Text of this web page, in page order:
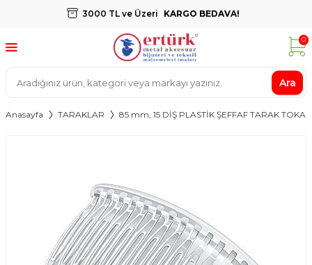
3000 TL ve Üzeri KARGO BEDAVA!
Ara
0
Anasayfa TARAKLAR 85 mm, 15 DİŞ PLASTİK ŞEFFAF TARAK TOKA